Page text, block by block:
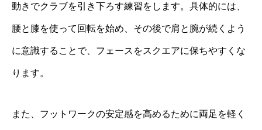
動きでクラブを引き下ろす練習をします。具体的には、
腰と膝を使って回転を始め、その後で肩と腕が続くよう
に意識することで、フェースをスクエアに保ちやすくな
ります。
また、フットワークの安定感を高めるために両足を軽く